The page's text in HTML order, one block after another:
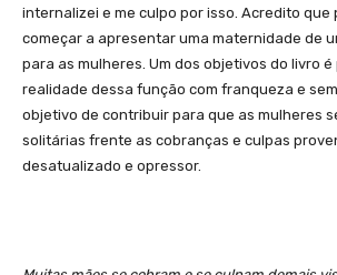
internalizei e me culpo por isso. Acredito que
começar a apresentar uma maternidade de
para as mulheres. Um dos objetivos do livro
realidade dessa função com franqueza e
objetivo de contribuir para que as mulheres
solitárias frente as cobranças e culpas
desatualizado e opressor.